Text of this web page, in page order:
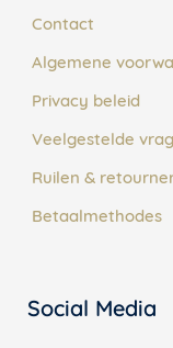
Contact
Algemene
Privacy beleid
Veelgestelde
Ruilen &
Betaalmethodes
Social Media